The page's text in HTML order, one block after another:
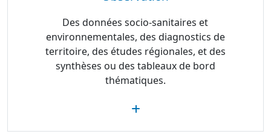
Des données socio-sanitaires et
environnementales, des diagnostics de
territoire, des études régionales, et des
synthèses ou des tableaux de bord
thématiques.